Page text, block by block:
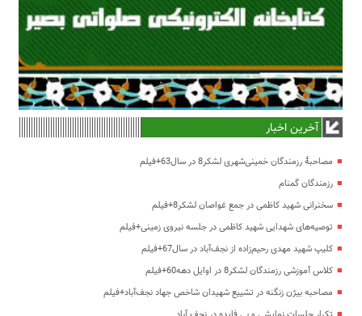
آخرین اخبار
مصاحبۀ رزمندگان خمینی‌شهری لشکر8 در سال63+فیلم
رزمندگان گمنام
سخنرانی شهید کاظمی در جمع غواصان لشکر8+فیلم
توصیه‌های شهدایی شهید کاظمی در جلسه نیروی زمینی+فیلم
کلیپ شهید مهدی رحیم‌زاده از نجف‌آباد در سال67+فیلم
کلاس آموزشی رزمندگان لشکر8 در اوایل دهه60+فیلم
مصاحبه بیژن زنگنه در تشییع شهیدان شاخص جهاد نجف‌آباد+فیلم